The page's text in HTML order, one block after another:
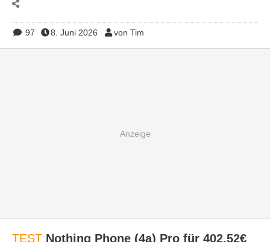
97 8. Juni 2026 von Tim
TEST Nothing Phone (4a) Pro für 402,52€